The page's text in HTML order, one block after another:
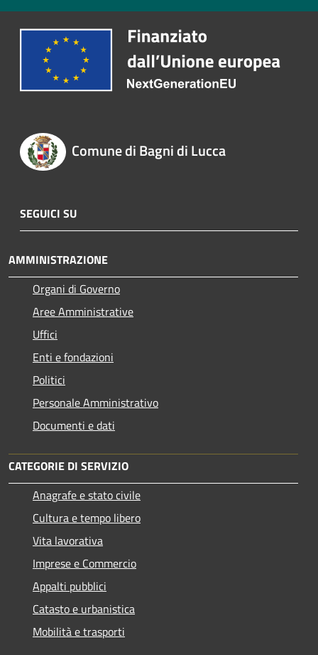
Comune di Bagni di Lucca
SEGUICI SU
AMMINISTRAZIONE
Organi di Governo
Aree Amministrative
Uffici
Enti e fondazioni
Politici
Personale Amministrativo
Documenti e dati
CATEGORIE DI SERVIZIO
Anagrafe e stato civile
Cultura e tempo libero
Vita lavorativa
Imprese e Commercio
Appalti pubblici
Catasto e urbanistica
Mobilità e trasporti